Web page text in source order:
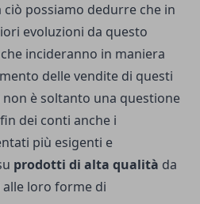
possiamo dedurre che in
evoluzioni da questo
incideranno in maniera
delle vendite di questi
è soltanto una questione
dei conti anche i
più esigenti e
prodotti di alta qualità da
loro forme di